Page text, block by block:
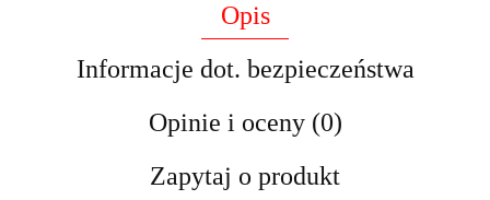
Opis
Informacje dot. bezpieczeństwa
Opinie i oceny (0)
Zapytaj o produkt